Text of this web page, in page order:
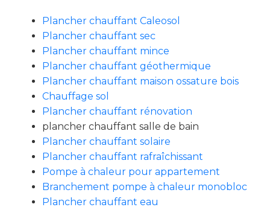
Plancher chauffant Caleosol
Plancher chauffant sec
Plancher chauffant mince
Plancher chauffant géothermique
Plancher chauffant maison ossature bois
Chauffage sol
Plancher chauffant rénovation
plancher chauffant salle de bain
Plancher chauffant solaire
Plancher chauffant rafraîchissant
Pompe à chaleur pour appartement
Branchement pompe à chaleur monobloc
Plancher chauffant eau